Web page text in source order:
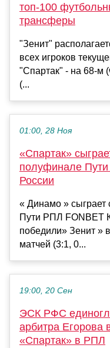
топ-100
трансферы
"Зенит"
всех игроков
"Спартак" - на 68-м
(...
01:00, 28 Ноя
«Спартак»
полуфинале
России
« Динамо »
Пути РПЛ FONBET
победили» Зенит »
матчей (3:1, 0...
19:00, 20 Сен
ЭСК РФС
арбитра
«Спартак» в РПЛ